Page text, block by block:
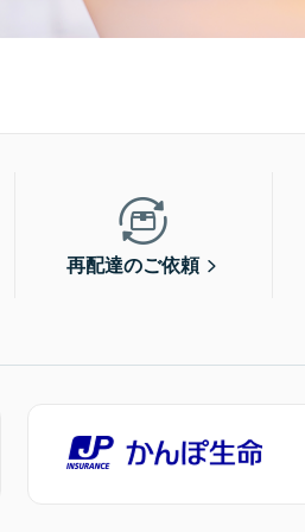
再配達のご依頼